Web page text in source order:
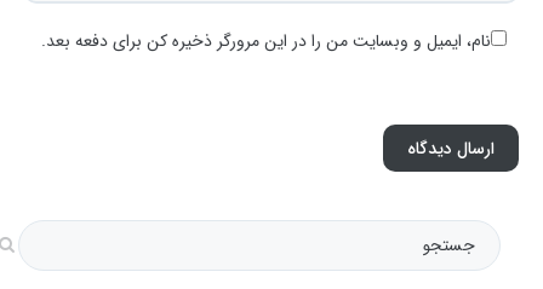
نام، ایمیل و وبسایت من را در این مرورگر ذخیره کن برای دفعه بعد.